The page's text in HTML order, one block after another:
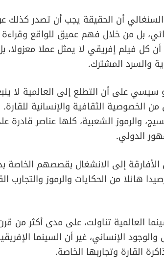
السنغالي أن الحقيقة يجب أن تصدر
بل من خلال فهم عميق للواقع وقراءة
كل فيلم إفريقي لا يمثل عملا معزولا،
والسرد المشترك.
على أن التطلع إلى العالمية لا
الخصوصية الثقافية والإنسانية للقارة.
والرموز الشعبية، كلها عناصر قادرة
الدولي.
الأفارقة إلى الانشغال بقصصهم الخاصة
هائلا من الحكايات والرموز والتجارب
العالمية تناولت، على مدى أكثر من
والوجود الإنساني، غير أن السينما
القارة وتجاربها الخاصة.